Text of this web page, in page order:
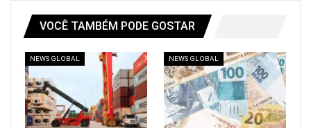
VOCÊ TAMBÉM PODE GOSTAR
NEWS GLOBAL NEWS GLOBAL